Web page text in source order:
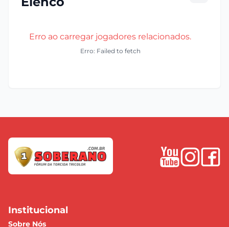
Erro ao carregar jogadores relacionados.
Erro: Failed to fetch
Institucional
Sobre Nós